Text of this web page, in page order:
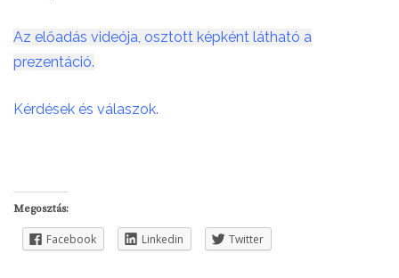
Az előadás videója, osztott képként látható a
prezentáció.
Kérdések és válaszok.
Megosztás:
Facebook Linkedin Twitter